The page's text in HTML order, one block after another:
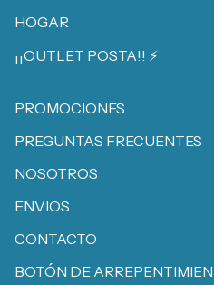
HOGAR
¡¡OUTLET POSTA!! ⚡️
PROMOCIONES
PREGUNTAS FRECUENTES
NOSOTROS
ENVIOS
CONTACTO
BOTÓN DE